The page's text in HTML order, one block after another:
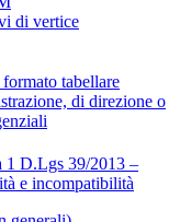
di vertice
tabellare
di direzione o
1 D.Lgs 39/2013 –
e incompatibilità